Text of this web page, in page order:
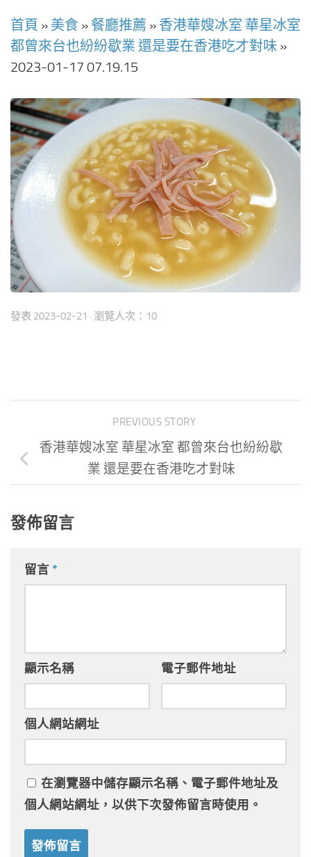
首頁 » 美食 » 餐廳推薦 » 香港華嫂冰室 華星冰室
都曾來台也紛紛歇業 還是要在香港吃才對味 »
2023-01-17 07.19.15
發表 2023-02-21 · 瀏覽人次：10
PREVIOUS STORY
香港華嫂冰室 華星冰室 都曾來台也紛紛歇
業 還是要在香港吃才對味
發佈留言
留言 *
顯示名稱 電子郵件地址
個人網站網址
在瀏覽器中儲存顯示名稱、電子郵件地址及
個人網站網址，以供下次發佈留言時使用。